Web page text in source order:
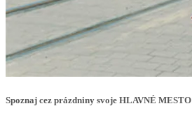
Spoznaj cez prázdniny svoje HLAVNÉ MESTO